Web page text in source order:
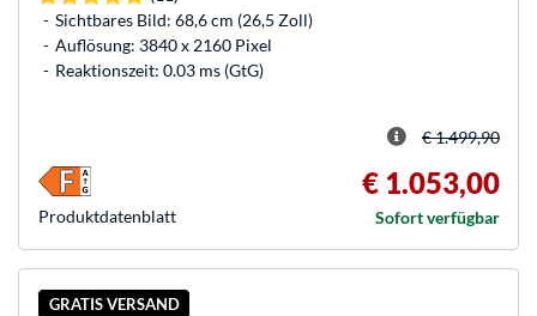
Sichtbares Bild: 68,6 cm (26,5 Zoll)
Auflösung: 3840 x 2160 Pixel
Reaktionszeit: 0.03 ms (GtG)
€ 1.499,90
€ 1.053,00
Sofort verfügbar
Produkt­datenblatt
GRATIS VERSAND